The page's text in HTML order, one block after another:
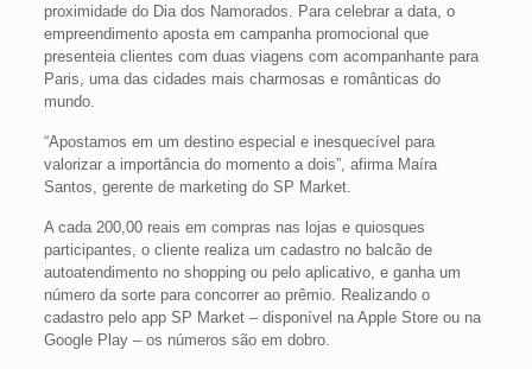
proximidade do Dia dos Namorados. Para celebrar a data, o
empreendimento aposta em campanha promocional que
presenteia clientes com duas viagens com acompanhante para
Paris, uma das cidades mais charmosas e românticas do
mundo.
“Apostamos em um destino especial e inesquecível para
valorizar a importância do momento a dois”, afirma Maíra
Santos, gerente de marketing do SP Market.
A cada 200,00 reais em compras nas lojas e quiosques
participantes, o cliente realiza um cadastro no balcão de
autoatendimento no shopping ou pelo aplicativo, e ganha um
número da sorte para concorrer ao prêmio. Realizando o
cadastro pelo app SP Market – disponível na Apple Store ou na
Google Play – os números são em dobro.